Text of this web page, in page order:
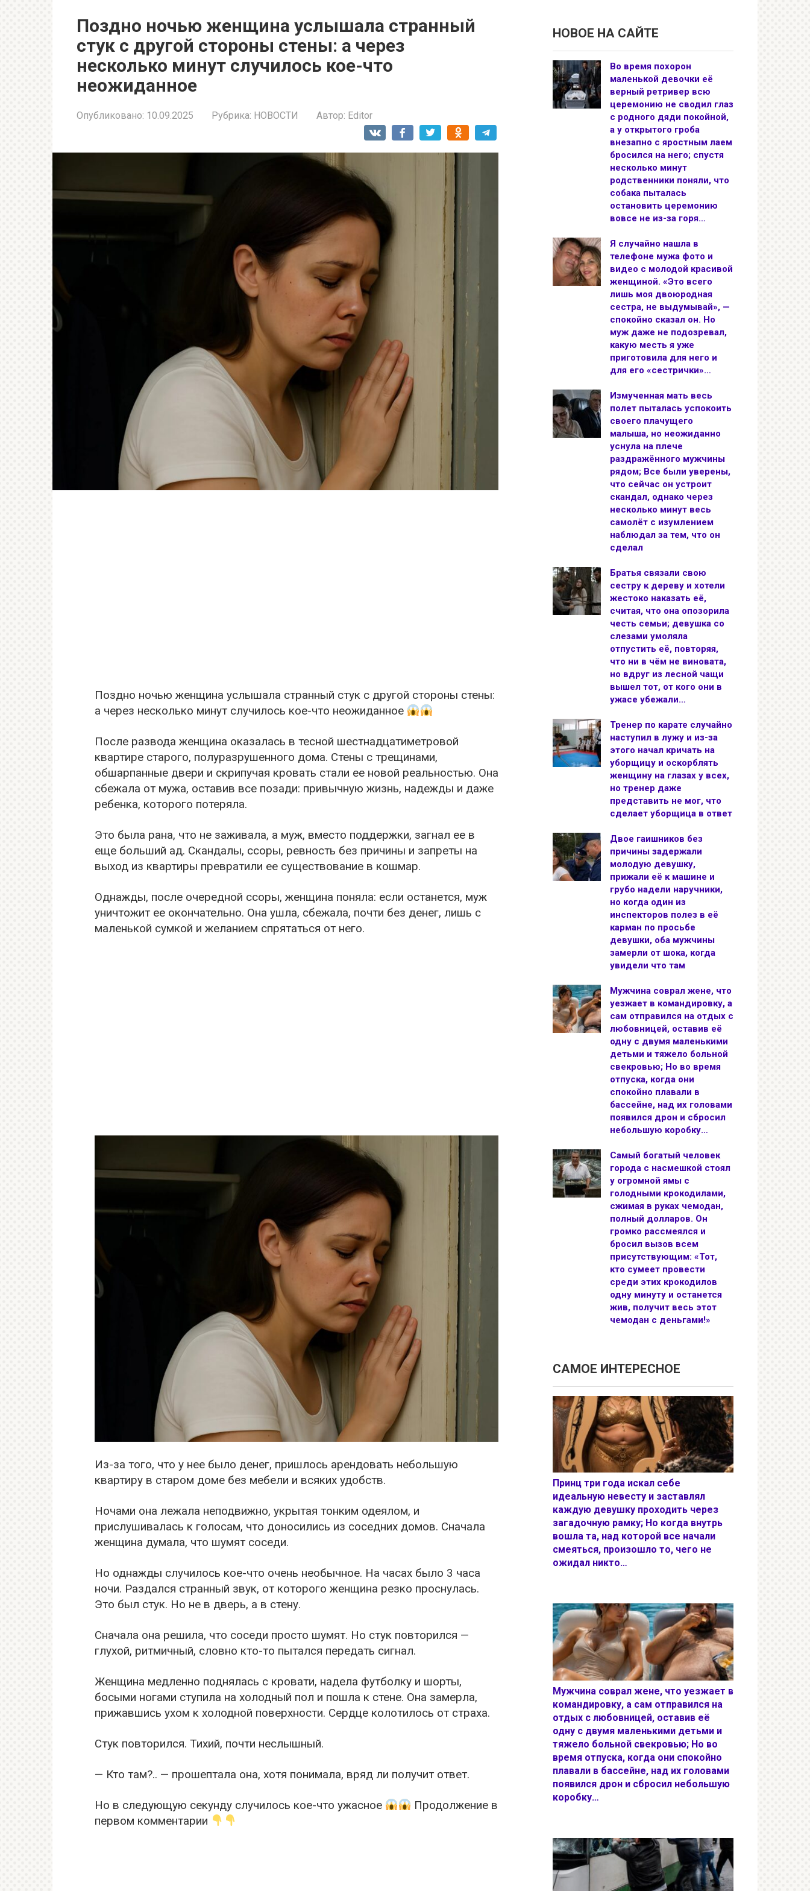
Поздно ночью женщина услышала странный
стук с другой стороны стены: а через
несколько минут случилось кое-что
неожиданное
Опубликовано: 10.09.2025 Рубрика: НОВОСТИ Автор: Editor
Поздно ночью женщина услышала странный стук с другой стороны стены:
а через несколько минут случилось кое-что неожиданное
После развода женщина оказалась в тесной шестнадцатиметровой
квартире старого, полуразрушенного дома. Стены с трещинами,
обшарпанные двери и скрипучая кровать стали ее новой реальностью. Она
сбежала от мужа, оставив все позади: привычную жизнь, надежды и даже
ребенка, которого потеряла.
Это была рана, что не заживала, а муж, вместо поддержки, загнал ее в
еще больший ад. Скандалы, ссоры, ревность без причины и запреты на
выход из квартиры превратили ее существование в кошмар.
Однажды, после очередной ссоры, женщина поняла: если останется, муж
уничтожит ее окончательно. Она ушла, сбежала, почти без денег, лишь с
маленькой сумкой и желанием спрятаться от него.
Из-за того, что у нее было денег, пришлось арендовать небольшую
квартиру в старом доме без мебели и всяких удобств.
Ночами она лежала неподвижно, укрытая тонким одеялом, и
прислушивалась к голосам, что доносились из соседних домов. Сначала
женщина думала, что шумят соседи.
Но однажды случилось кое-что очень необычное. На часах было 3 часа
ночи. Раздался странный звук, от которого женщина резко проснулась.
Это был стук. Но не в дверь, а в стену.
Сначала она решила, что соседи просто шумят. Но стук повторился —
глухой, ритмичный, словно кто-то пытался передать сигнал.
Женщина медленно поднялась с кровати, надела футболку и шорты,
босыми ногами ступила на холодный пол и пошла к стене. Она замерла,
прижавшись ухом к холодной поверхности. Сердце колотилось от страха.
Стук повторился. Тихий, почти неслышный.
— Кто там?.. — прошептала она, хотя понимала, вряд ли получит ответ.
Но в следующую секунду случилось кое-что ужасное
Продолжение в
первом комментарии
НОВОЕ НА САЙТЕ
Во время похорон
маленькой девочки её
верный ретривер всю
церемонию не сводил глаз
с родного дяди покойной,
а у открытого гроба
внезапно с яростным лаем
бросился на него; спустя
несколько минут
родственники поняли, что
собака пыталась
остановить церемонию
вовсе не из-за горя…
Я случайно нашла в
телефоне мужа фото и
видео с молодой красивой
женщиной. «Это всего
лишь моя двоюродная
сестра, не выдумывай», —
спокойно сказал он. Но
муж даже не подозревал,
какую месть я уже
приготовила для него и
для его «сестрички»…
Измученная мать весь
полет пыталась успокоить
своего плачущего
малыша, но неожиданно
уснула на плече
раздражённого мужчины
рядом; Все были уверены,
что сейчас он устроит
скандал, однако через
несколько минут весь
самолёт с изумлением
наблюдал за тем, что он
сделал
Братья связали свою
сестру к дереву и хотели
жестоко наказать её,
считая, что она опозорила
честь семьи; девушка со
слезами умоляла
отпустить её, повторяя,
что ни в чём не виновата,
но вдруг из лесной чащи
вышел тот, от кого они в
ужасе убежали…
Тренер по карате случайно
наступил в лужу и из-за
этого начал кричать на
уборщицу и оскорблять
женщину на глазах у всех,
но тренер даже
представить не мог, что
сделает уборщица в ответ
Двое гаишников без
причины задержали
молодую девушку,
прижали её к машине и
грубо надели наручники,
но когда один из
инспекторов полез в её
карман по просьбе
девушки, оба мужчины
замерли от шока, когда
увидели что там
Мужчина соврал жене, что
уезжает в командировку, а
сам отправился на отдых с
любовницей, оставив её
одну с двумя маленькими
детьми и тяжело больной
свекровью; Но во время
отпуска, когда они
спокойно плавали в
бассейне, над их головами
появился дрон и сбросил
небольшую коробку…
Самый богатый человек
города с насмешкой стоял
у огромной ямы с
голодными крокодилами,
сжимая в руках чемодан,
полный долларов. Он
громко рассмеялся и
бросил вызов всем
присутствующим: «Тот,
кто сумеет провести
среди этих крокодилов
одну минуту и останется
жив, получит весь этот
чемодан с деньгами!»
САМОЕ ИНТЕРЕСНОЕ
Принц три года искал себе
идеальную невесту и заставлял
каждую девушку проходить через
загадочную рамку; Но когда внутрь
вошла та, над которой все начали
смеяться, произошло то, чего не
ожидал никто…
Мужчина соврал жене, что уезжает в
командировку, а сам отправился на
отдых с любовницей, оставив её
одну с двумя маленькими детьми и
тяжело больной свекровью; Но во
время отпуска, когда они спокойно
плавали в бассейне, над их головами
появился дрон и сбросил небольшую
коробку…